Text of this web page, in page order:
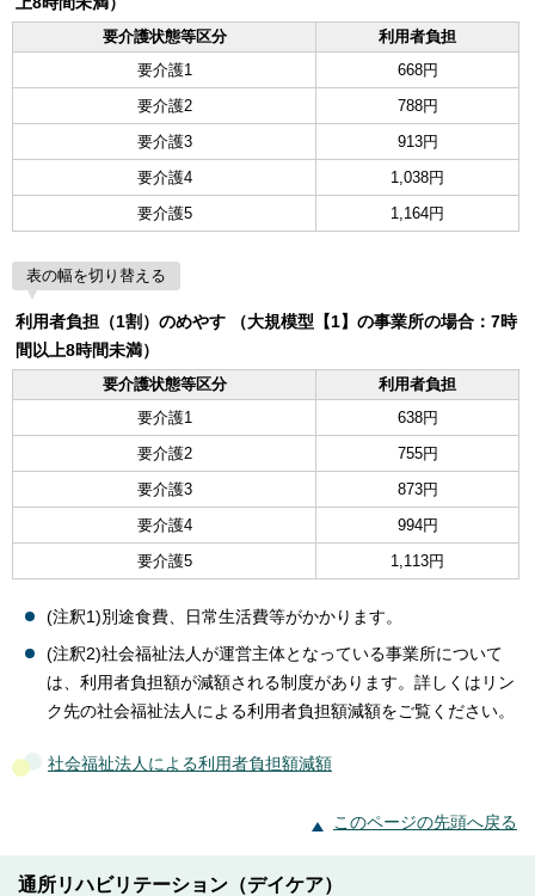
要介護状態等区分
利用者負担
要介護1
668円
要介護2
788円
要介護3
913円
要介護4
1,038円
要介護5
1,164円
表の幅を切り替える
利用者負担（1割）のめやす （大規模型【1】の事業所の場合：7時
間以上8時間未満）
要介護状態等区分
利用者負担
要介護1
638円
要介護2
755円
要介護3
873円
要介護4
994円
要介護5
1,113円
(注釈1)別途食費、日常生活費等がかかります。
(注釈2)社会福祉法人が運営主体となっている事業所について
は、利用者負担額が減額される制度があります。詳しくはリン
ク先の社会福祉法人による利用者負担額減額をご覧ください。
社会福祉法人による利用者負担額減額
このページの先頭へ戻る
通所リハビリテーション（デイケア）